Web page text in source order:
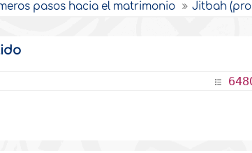
pasos hacia el matrimonio Jitbah